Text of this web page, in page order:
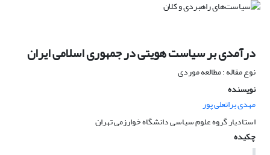
درآمدی بر سیاست هویتی در جمهوری اسلامی ایران
نوع مقاله : مطالعه موردی
نویسنده
مهدی براتعلی پور
استادیار گروه علوم سیاسی دانشگاه خوارزمی تهران
چکیده